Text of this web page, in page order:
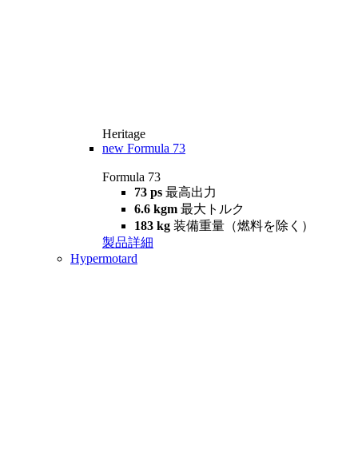
Heritage
new Formula 73
Formula 73
73 ps 最高出力
6.6 kgm 最大トルク
183 kg 装備重量（燃料を除く）
製品詳細
Hypermotard